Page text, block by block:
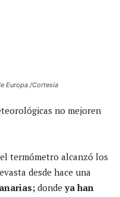
Europa /Cortesía
no mejoren
termómetro alcanzó los
desde hace una
dondeya han